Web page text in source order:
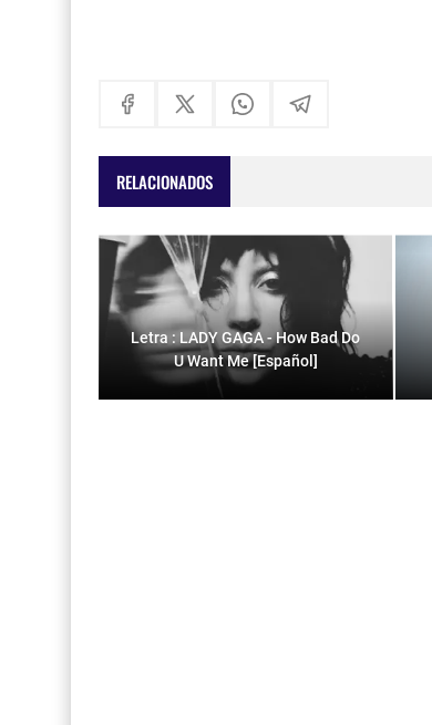
RELACIONADOS
Letra : LADY GAGA - How Bad Do
U Want Me [Español]